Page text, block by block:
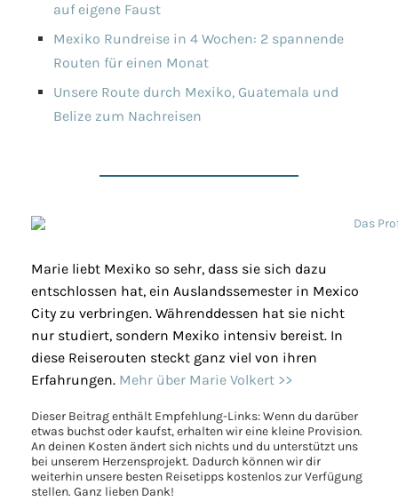
auf eigene Faust
Mexiko Rundreise in 4 Wochen: 2 spannende
Routen für einen Monat
Unsere Route durch Mexiko, Guatemala und
Belize zum Nachreisen
Marie liebt Mexiko so sehr, dass sie sich dazu
entschlossen hat, ein Auslandssemester in Mexico
City zu verbringen. Währenddessen hat sie nicht
nur studiert, sondern Mexiko intensiv bereist. In
diese Reiserouten steckt ganz viel von ihren
Erfahrungen. Mehr über Marie Volkert >>
Dieser Beitrag enthält Empfehlung-Links: Wenn du darüber
etwas buchst oder kaufst, erhalten wir eine kleine Provision.
An deinen Kosten ändert sich nichts und du unterstützt uns
bei unserem Herzensprojekt. Dadurch können wir dir
weiterhin unsere besten Reisetipps kostenlos zur Verfügung
stellen. Ganz lieben Dank!